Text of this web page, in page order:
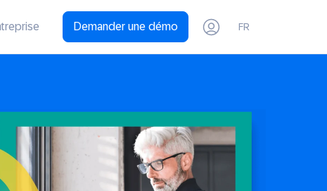
Demander une démo FR